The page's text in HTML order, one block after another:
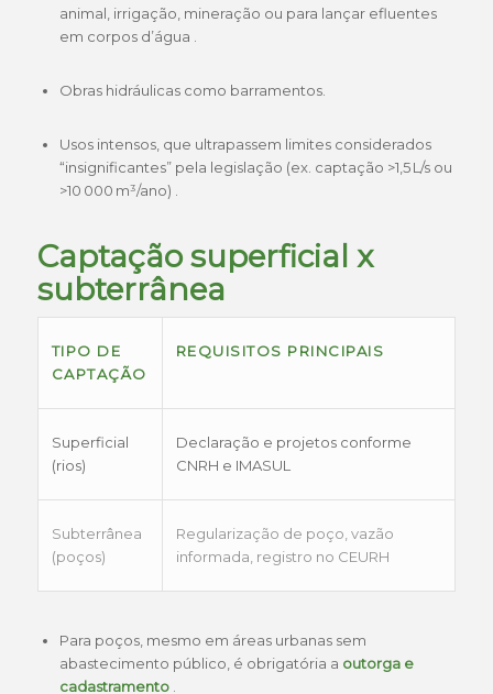
animal, irrigação, mineração ou para lançar efluentes
em corpos d’água .
Obras hidráulicas como barramentos.
Usos intensos, que ultrapassem limites considerados
“insignificantes” pela legislação (ex. captação >1,5 L/s ou
>10 000 m³/ano) .
Captação superficial x
subterrânea
TIPO DE
CAPTAÇÃO
REQUISITOS PRINCIPAIS
Superficial
(rios)
Declaração e projetos conforme
CNRH e IMASUL
Subterrânea
(poços)
Regularização de poço, vazão
informada, registro no CEURH
Para poços, mesmo em áreas urbanas sem
abastecimento público, é obrigatória a outorga e
cadastramento.